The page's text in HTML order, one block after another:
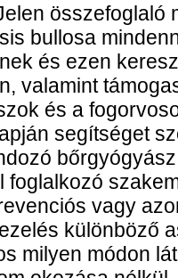
összefoglaló
bullosa
és ezen
valamint
és a
segítséget
foglalkozó
vagy
különböző
milyen módon